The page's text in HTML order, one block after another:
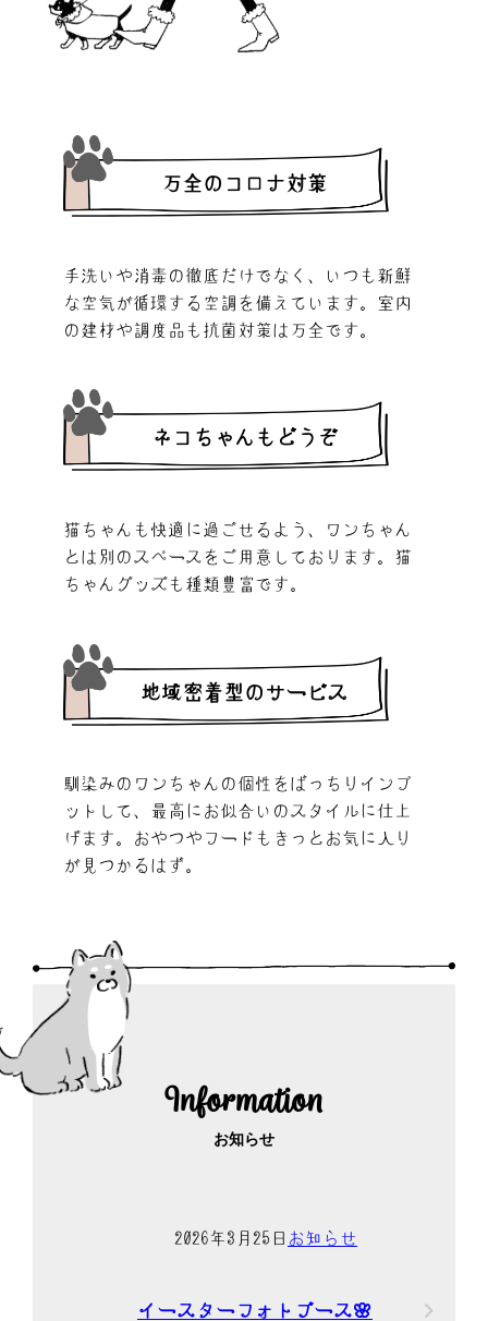
万全のコロナ対策
手洗いや消毒の徹底だけでなく、いつも新鮮
な空気が循環する空調を備えています。室内
の建材や調度品も抗菌対策は万全です。
ネコちゃんもどうぞ
猫ちゃんも快適に過ごせるよう、ワンちゃん
とは別のスペースをご用意しております。猫
ちゃんグッズも種類豊富です。
地域密着型のサービス
馴染みのワンちゃんの個性をばっちりインプ
ットして、最高にお似合いのスタイルに仕上
げます。おやつやフードもきっとお気に入り
が見つかるはず。
Information
お知らせ
2026年3月25日 お知らせ
イースターフォトブース🌸